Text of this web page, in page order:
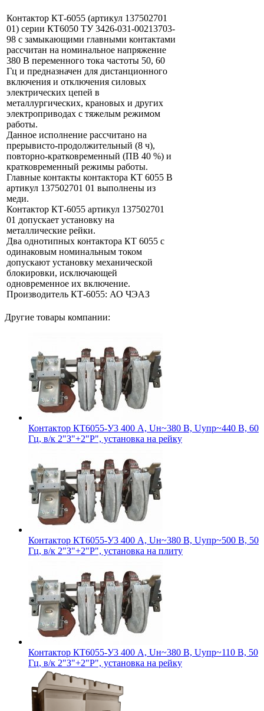
Контактор КТ-6055 (артикул 137502701
01) серии КТ6050 ТУ 3426-031-00213703-
98 с замыкающими главными контактами
рассчитан на номинальное напряжение
380 В переменного тока частоты 50, 60
Гц и предназначен для дистанционного
включения и отключения силовых
электрических цепей в
металлургических, крановых и других
электроприводах с тяжелым режимом
работы.
Данное исполнение рассчитано на
прерывисто-продолжительный (8 ч),
повторно-кратковременный (ПВ 40 %) и
кратковременный режимы работы.
Главные контакты контактора КТ 6055 В
артикул 137502701 01 выполнены из
меди.
Контактор КТ-6055 артикул 137502701
01 допускает установку на
металлические рейки.
Два однотипных контактора КТ 6055 с
одинаковым номинальным током
допускают установку механической
блокировки, исключающей
одновременное их включение.
Производитель КТ-6055: АО ЧЭАЗ
Другие товары компании:
Контактор КТ6055-У3 400 А, Uн~380 В, Uупр~440 В, 60
Гц, в/к 2"З"+2"Р", установка на рейку
Контактор КТ6055-У3 400 А, Uн~380 В, Uупр~500 В, 50
Гц, в/к 2"З"+2"Р", установка на плиту
Контактор КТ6055-У3 400 А, Uн~380 В, Uупр~110 В, 50
Гц, в/к 2"З"+2"Р", установка на рейку